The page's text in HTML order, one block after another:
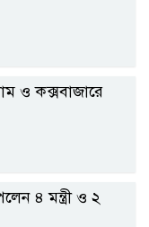
ও কক্সবাজারে
৪ মন্ত্রী ও ২